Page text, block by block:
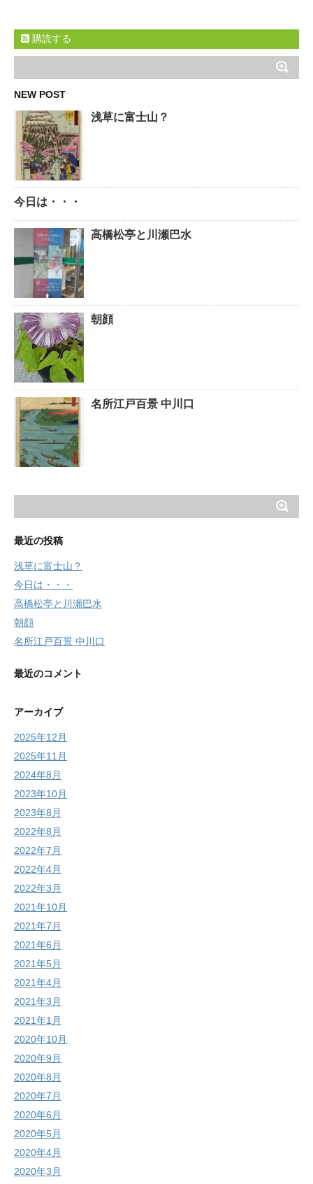
購読する
NEW POST
浅草に富士山？
今日は・・・
高橋松亭と川瀬巴水
朝顔
名所江戸百景 中川口
最近の投稿
浅草に富士山？
今日は・・・
高橋松亭と川瀬巴水
朝顔
名所江戸百景 中川口
最近のコメント
アーカイブ
2025年12月
2025年11月
2024年8月
2023年10月
2023年8月
2022年8月
2022年7月
2022年4月
2022年3月
2021年10月
2021年7月
2021年6月
2021年5月
2021年4月
2021年3月
2021年1月
2020年10月
2020年9月
2020年8月
2020年7月
2020年6月
2020年5月
2020年4月
2020年3月